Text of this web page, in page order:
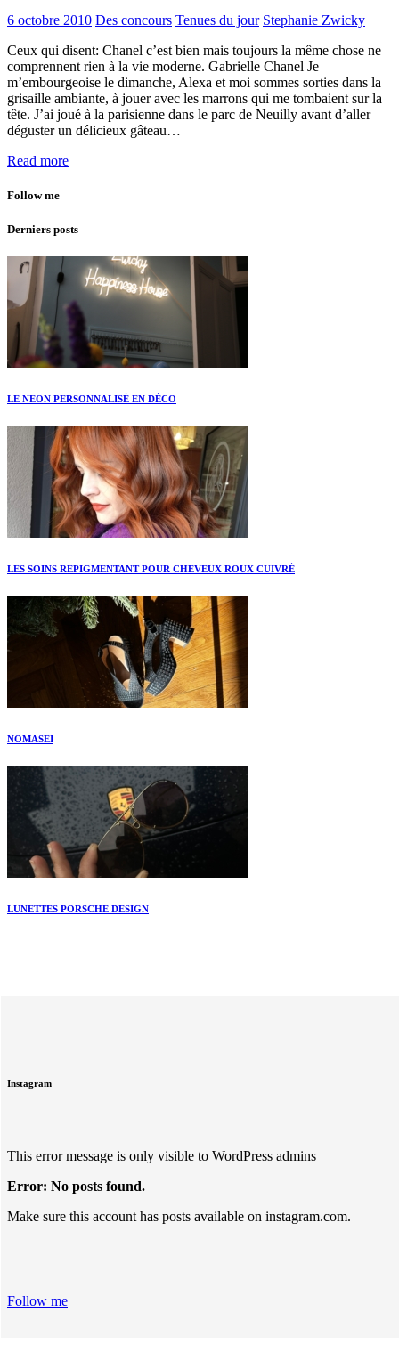
6 octobre 2010 Des concours Tenues du jour Stephanie Zwicky
Ceux qui disent: Chanel c’est bien mais toujours la même chose ne
comprennent rien à la vie moderne. Gabrielle Chanel Je
m’embourgeoise le dimanche, Alexa et moi sommes sorties dans la
grisaille ambiante, à jouer avec les marrons qui me tombaient sur la
tête. J’ai joué à la parisienne dans le parc de Neuilly avant d’aller
déguster un délicieux gâteau…
Read more
Follow me
Derniers posts
LE NEON PERSONNALISÉ EN DÉCO
LES SOINS REPIGMENTANT POUR CHEVEUX ROUX CUIVRÉ
NOMASEI
LUNETTES PORSCHE DESIGN
Instagram
This error message is only visible to WordPress admins
Error: No posts found.
Make sure this account has posts available on instagram.com.
Follow me